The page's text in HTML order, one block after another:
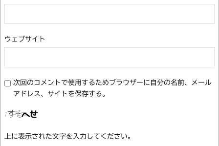
ウェブサイト
次回のコメントで使用するためブラウザーに自分の名前、メール
アドレス、サイトを保存する。
上に表示された文字を入力してください。